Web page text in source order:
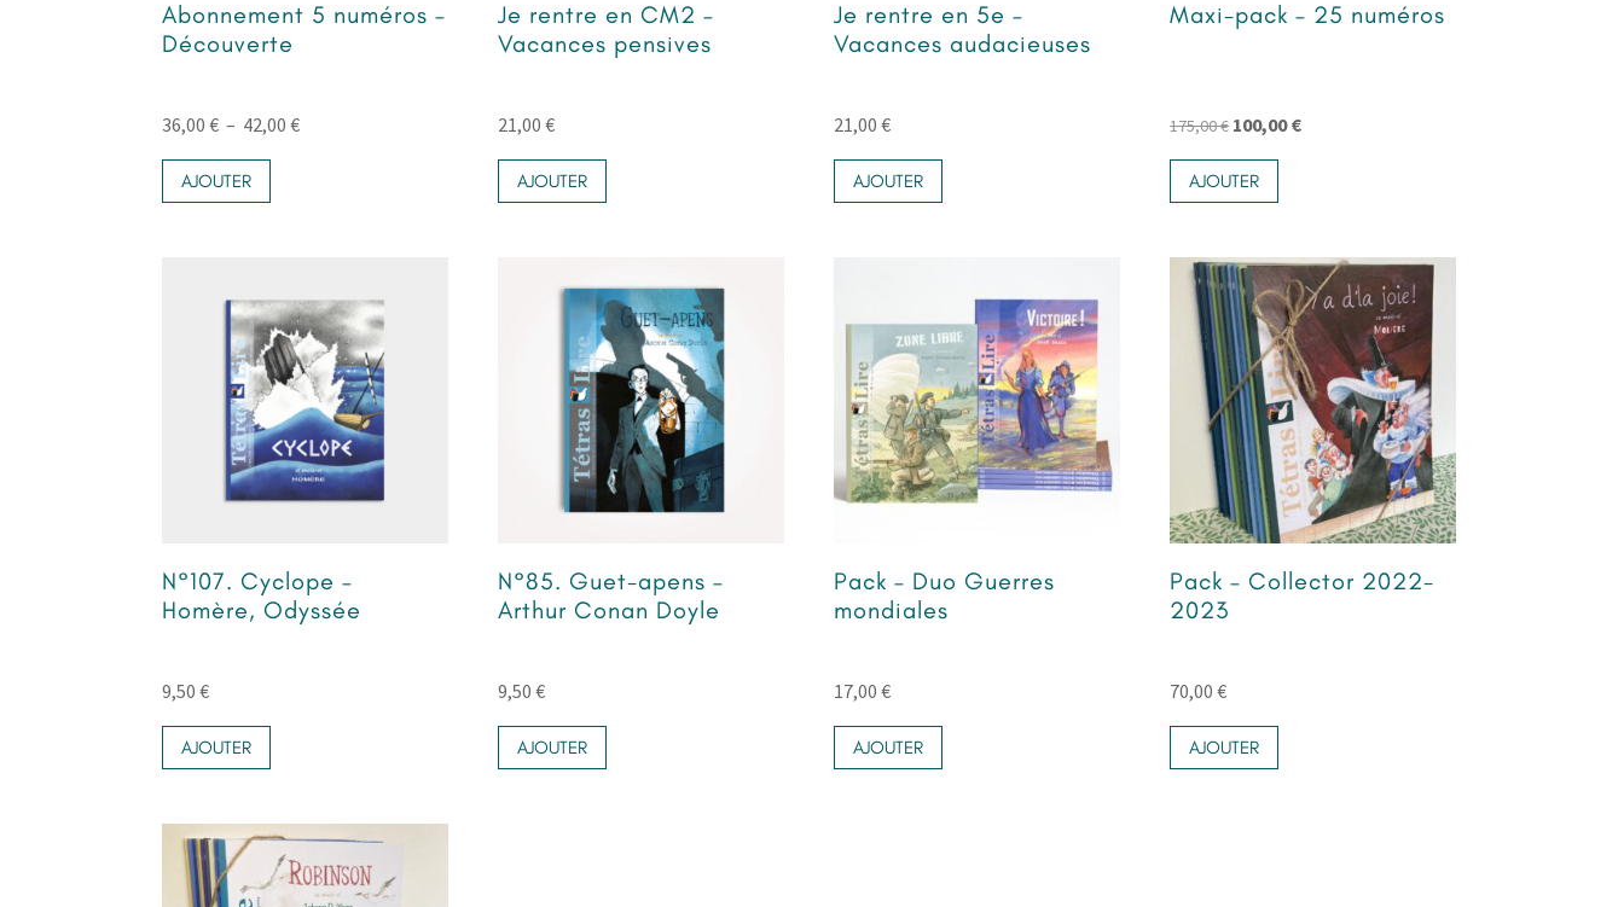
Abonnement 5 numéros –
Découverte
36,00€ – 42,00€Plage
AJOUTER
Ce
Les
options
peuvent
être
choisies
sur
la
produit
Je rentre en CM2 –
Vacances pensives
21,00€
AJOUTER
Je rentre en 5e –
Vacances audacieuses
21,00€
AJOUTER
Maxi-pack – 25 numéros
175,00€ Le
prix
initial
175,00 €.
100,00€Le
100,00 €.
AJOUTER
N°107. Cyclope –
Homère, Odyssée
9,50€
AJOUTER
N°85. Guet-apens –
Arthur Conan Doyle
9,50€
AJOUTER
Pack – Duo Guerres
mondiales
17,00€
AJOUTER
Pack – Collector 2022-
2023
70,00€
AJOUTER